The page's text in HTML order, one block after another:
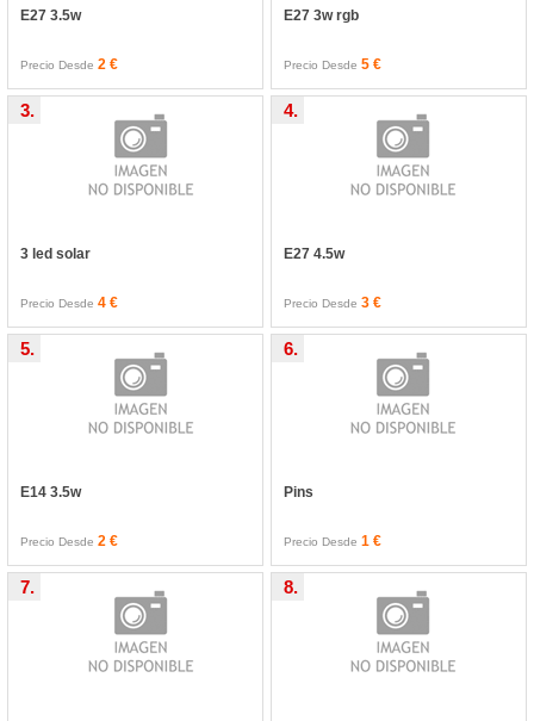
E27 3.5w
Precio Desde2 €
E27 3w rgb
Precio Desde 5 €
3 led solar
3.
Precio Desde4 €
E27 4.5w
4.
Precio Desde 3 €
E14 3.5w
5.
Precio Desde2 €
Pins
6.
Precio Desde 1 €
7. 8.